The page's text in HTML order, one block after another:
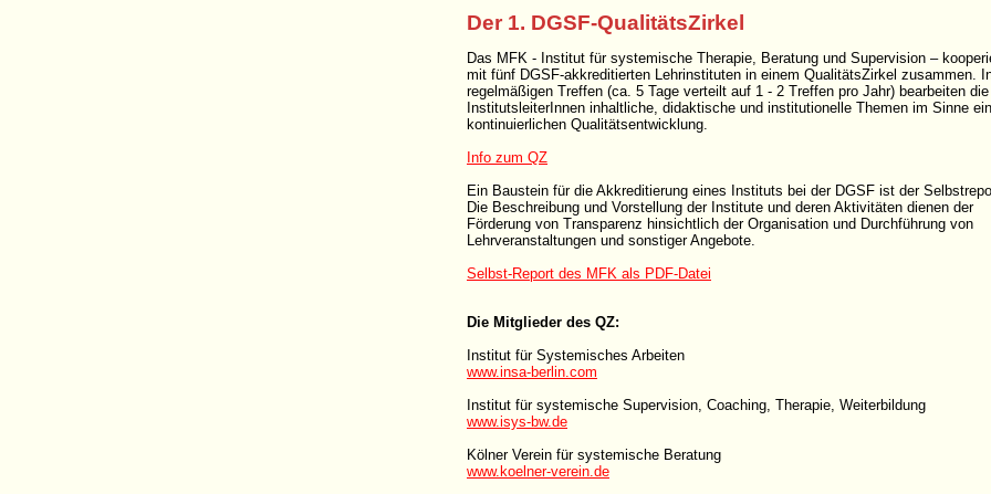
Der 1. DGSF-QualitätsZirkel
Das MFK - Institut für systemische Therapie, Beratung und Supervision –
mit fünf DGSF-akkreditierten Lehrinstituten in einem QualitätsZirkel zusammen.
regelmäßigen Treffen (ca. 5 Tage verteilt auf 1 - 2 Treffen pro Jahr) bearbeiten die
InstitutsleiterInnen inhaltliche, didaktische und institutionelle Themen im Sinne
kontinuierlichen Qualitätsentwicklung.
Info zum QZ
Ein Baustein für die Akkreditierung eines Instituts bei der DGSF ist der
Die Beschreibung und Vorstellung der Institute und deren Aktivitäten dienen der
Förderung von Transparenz hinsichtlich der Organisation und Durchführung von
Lehrveranstaltungen und sonstiger Angebote.
Selbst-Report des MFK als PDF-Datei
Die Mitglieder des QZ:
Institut für Systemisches Arbeiten
www.insa-berlin.com
Institut für systemische Supervision, Coaching, Therapie, Weiterbildung
www.isys-bw.de
Kölner Verein für systemische Beratung
www.koelner-verein.de